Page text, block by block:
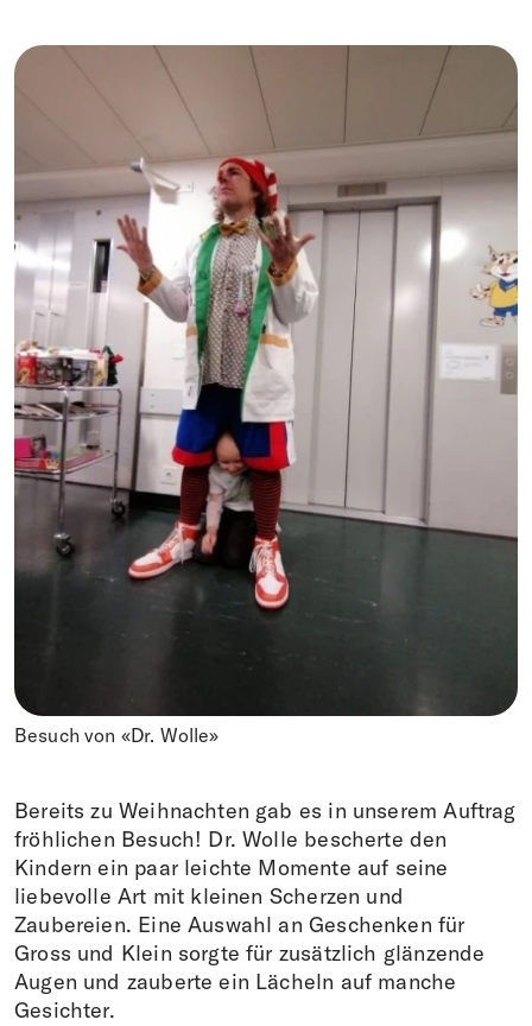
Besuch von «Dr. Wolle»
Bereits zu Weihnachten gab es in unserem Auftrag
fröhlichen Besuch! Dr. Wolle bescherte den
Kindern ein paar leichte Momente auf seine
liebevolle Art mit kleinen Scherzen und
Zaubereien. Eine Auswahl an Geschenken für
Gross und Klein sorgte für zusätzlich glänzende
Augen und zauberte ein Lächeln auf manche
Gesichter.